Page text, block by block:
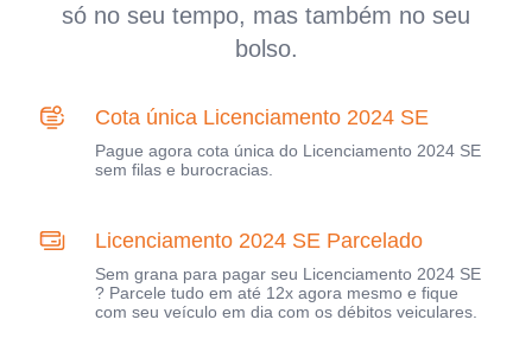
só no seu tempo, mas também no seu
bolso.
Cota única Licenciamento 2024 SE
Pague agora cota única do Licenciamento 2024 SE
sem filas e burocracias.
Licenciamento 2024 SE Parcelado
Sem grana para pagar seu Licenciamento 2024 SE
? Parcele tudo em até 12x agora mesmo e fique
com seu veículo em dia com os débitos veiculares.